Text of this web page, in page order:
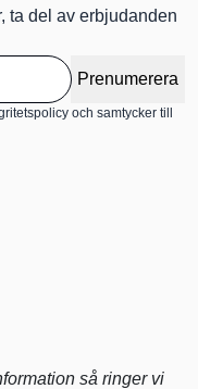
ta del av erbjudanden
Prenumerera
och samtycker till
så ringer vi